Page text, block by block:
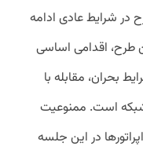
در شرایط عادی ادامه
طرح، اقدامی اساسی
بحران، ‌مقابله با
است. ممنوعیت
در این جلسه